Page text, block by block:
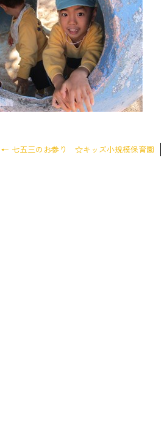
← 七五三のお参り ☆キッズ小規模保育園